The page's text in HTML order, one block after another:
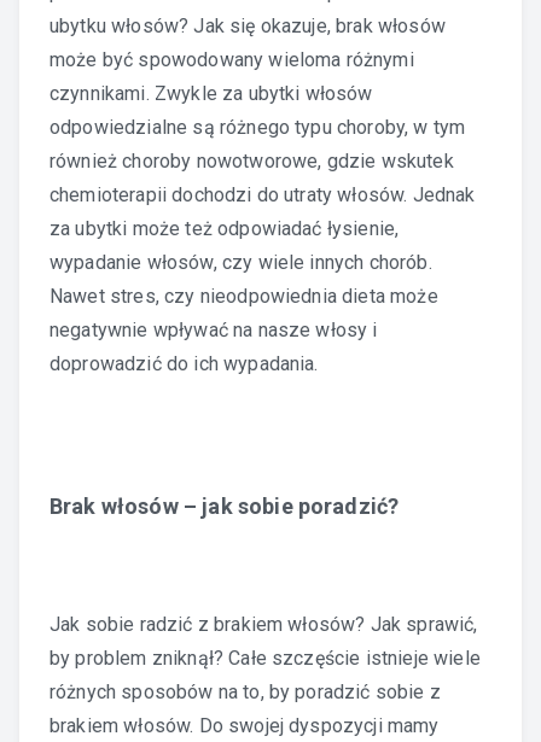
ubytku włosów? Jak się okazuje, brak włosów
może być spowodowany wieloma różnymi
czynnikami. Zwykle za ubytki włosów
odpowiedzialne są różnego typu choroby, w tym
również choroby nowotworowe, gdzie wskutek
chemioterapii dochodzi do utraty włosów. Jednak
za ubytki może też odpowiadać łysienie,
wypadanie włosów, czy wiele innych chorób.
Nawet stres, czy nieodpowiednia dieta może
negatywnie wpływać na nasze włosy i
doprowadzić do ich wypadania.
Brak włosów – jak sobie poradzić?
Jak sobie radzić z brakiem włosów? Jak sprawić,
by problem zniknął? Całe szczęście istnieje wiele
różnych sposobów na to, by poradzić sobie z
brakiem włosów. Do swojej dyspozycji mamy